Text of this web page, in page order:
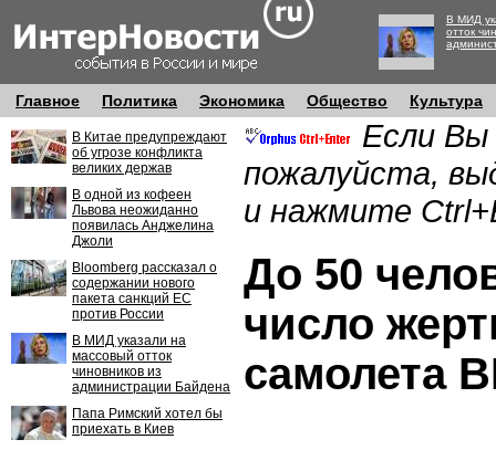
В МИД
отток
Главное Политика Экономика Общество Культура
В Китае предупреждают
об угрозе конфликта
великих держав
В одной из кофеен
Львова неожиданно
появилась Анджелина
Джоли
Bloomberg рассказал о
содержании нового
пакета санкций ЕС
против России
В МИД указали на
массовый отток
чиновников из
администрации Байдена
Папа Римский хотел бы
приехать в Киев
Если Вы
пожалуйста,
и нажмите
До 50
число
самолета